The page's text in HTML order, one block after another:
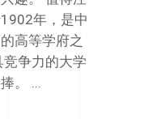
年，是中
高等学府之
争力的大学
。